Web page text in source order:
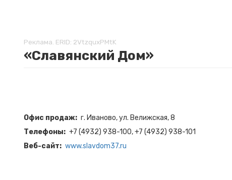
Реклама. ERID: 2VtzquxPMtK
«Славянский Дом»
Офис продаж
г. Иваново, ул. Велижская, 8
Телефоны
+7 (4932) 938-100, +7 (4932) 938-101
Веб-сайт
www.slavdom37.ru